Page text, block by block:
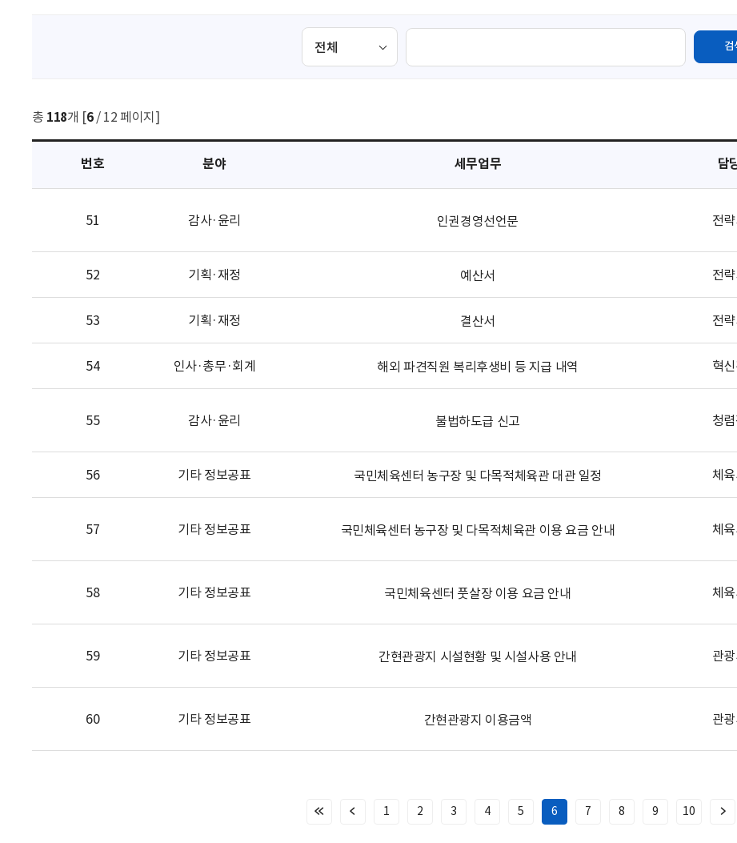
검
검
총 118개 [6/ 12 페이지]
번호 분야 세무업무 담
51 감사·윤리 인권경영선언문 전
52 기획·재정 예산서 전
53 기획·재정 결산서 전
54 인사·총무·회계 해외 파견직원 복리후생비 등 지급 내역 혁
55 감사·윤리 불법하도급 신고 청
56 기타 정보공표 국민체육센터 농구장 및 다목적체육관 대관 일정 체
57 기타 정보공표 국민체육센터 농구장 및 다목적체육관 이용 요금 안내 체
58 기타 정보공표 국민체육센터 풋살장 이용 요금 안내 체
59 기타 정보공표 간현관광지 시설현황 및 시설사용 안내 관
60 기타 정보공표 간현관광지 이용금액 관
처
이
1 2 3 4 5 6 7 8 9 10
다